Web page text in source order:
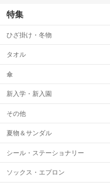
特集
ひざ掛け・冬物
タオル
傘
新入学・新入園
その他
夏物＆サンダル
シール・ステーショナリー
ソックス・エプロン